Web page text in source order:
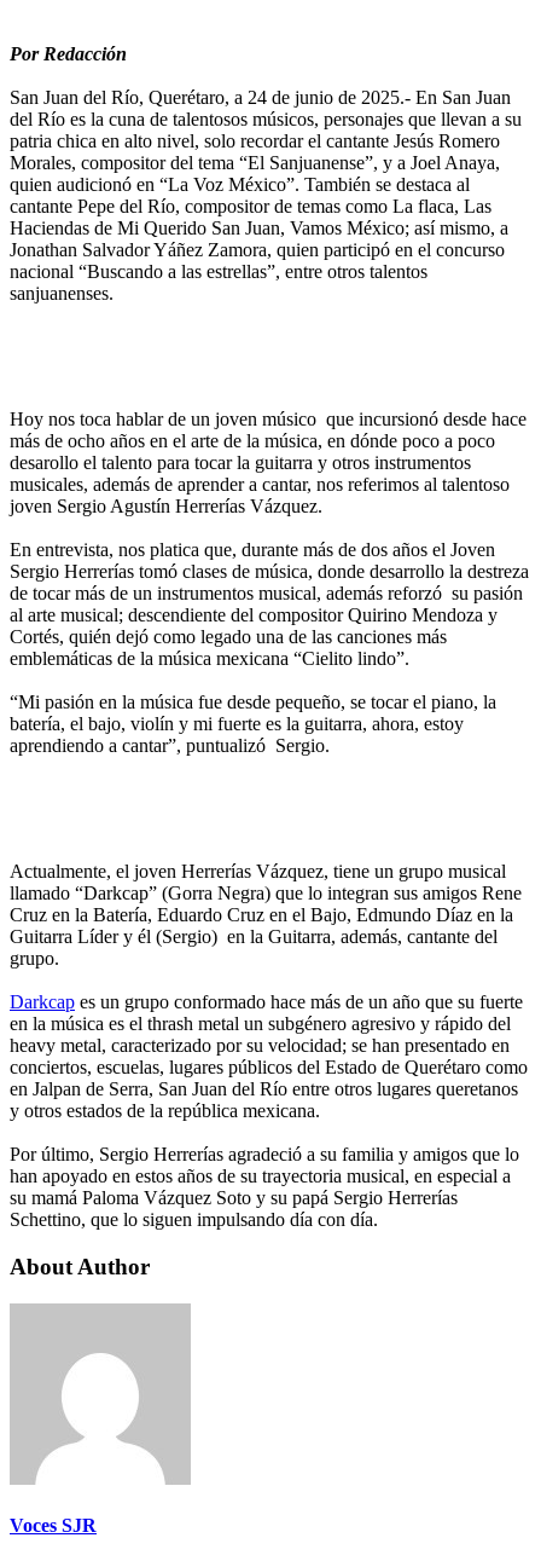
Por Redacción
San Juan del Río, Querétaro, a 24 de junio de 2025.- En San Juan
del Río es la cuna de talentosos músicos, personajes que llevan a su
patria chica en alto nivel, solo recordar el cantante Jesús Romero
Morales, compositor del tema “El Sanjuanense”, y a Joel Anaya,
quien audicionó en “La Voz México”. También se destaca al
cantante Pepe del Río, compositor de temas como La flaca, Las
Haciendas de Mi Querido San Juan, Vamos México; así mismo, a
Jonathan Salvador Yáñez Zamora, quien participó en el concurso
nacional “Buscando a las estrellas”, entre otros talentos
sanjuanenses.
Hoy nos toca hablar de un joven músico que incursionó desde hace
más de ocho años en el arte de la música, en dónde poco a poco
desarollo el talento para tocar la guitarra y otros instrumentos
musicales, además de aprender a cantar, nos referimos al talentoso
joven Sergio Agustín Herrerías Vázquez.
En entrevista, nos platica que, durante más de dos años el Joven
Sergio Herrerías tomó clases de música, donde desarrollo la destreza
de tocar más de un instrumentos musical, además reforzó su pasión
al arte musical; descendiente del compositor Quirino Mendoza y
Cortés, quién dejó como legado una de las canciones más
emblemáticas de la música mexicana “Cielito lindo”.
“Mi pasión en la música fue desde pequeño, se tocar el piano, la
batería, el bajo, violín y mi fuerte es la guitarra, ahora, estoy
aprendiendo a cantar”, puntualizó Sergio.
Actualmente, el joven Herrerías Vázquez, tiene un grupo musical
llamado “Darkcap” (Gorra Negra) que lo integran sus amigos Rene
Cruz en la Batería, Eduardo Cruz en el Bajo, Edmundo Díaz en la
Guitarra Líder y él (Sergio) en la Guitarra, además, cantante del
grupo.
Darkcap es un grupo conformado hace más de un año que su fuerte
en la música es el thrash metal un subgénero agresivo y rápido del
heavy metal, caracterizado por su velocidad; se han presentado en
conciertos, escuelas, lugares públicos del Estado de Querétaro como
en Jalpan de Serra, San Juan del Río entre otros lugares queretanos
y otros estados de la república mexicana.
Por último, Sergio Herrerías agradeció a su familia y amigos que lo
han apoyado en estos años de su trayectoria musical, en especial a
su mamá Paloma Vázquez Soto y su papá Sergio Herrerías
Schettino, que lo siguen impulsando día con día.
About Author
Voces SJR